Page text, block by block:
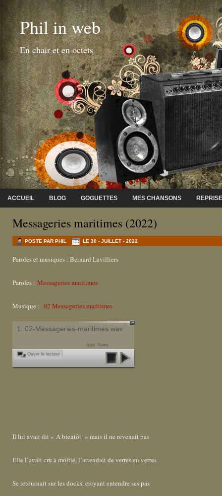
Phil in web
En chair et en octets
ACCUEIL BLOG GOGUETTES MES CHANSONS
Messageries maritimes (2022)
POSTE PAR PHIL LE 30 - JUILLET - 2022
Paroles et musiques : Bernard Lavilliers
Paroles : Messageries maritimes
Musique : 02 Messageries maritimes
1. 02-Messageries-maritimes.wav
00:00 Ready
Ouvrir le lecteur
Il lui avait dit « A bientôt » mais il ne revenait pas
Elle l’avait cru à moitié, l’attendait de verres en verres
Se retournait sur les docks, croyant entendre ses pas